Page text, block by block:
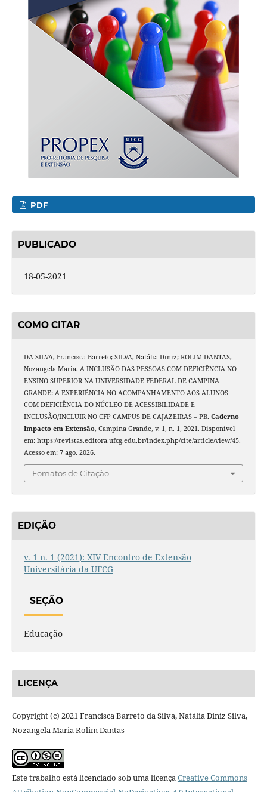
PDF
PUBLICADO
18-05-2021
COMO CITAR
DA SILVA, Francisca Barreto; SILVA, Natália Diniz; ROLIM DANTAS,
Nozangela Maria. A INCLUSÃO DAS PESSOAS COM DEFICIÊNCIA NO
ENSINO SUPERIOR NA UNIVERSIDADE FEDERAL DE CAMPINA
GRANDE: A EXPERIÊNCIA NO ACOMPANHAMENTO AOS ALUNOS
COM DEFICIÊNCIA DO NÚCLEO DE ACESSIBILIDADE E
INCLUSÃO/INCLUIR NO CFP CAMPUS DE CAJAZEIRAS – PB. Caderno
Impacto em Extensão, Campina Grande, v. 1, n. 1, 2021. Disponível
em: https://revistas.editora.ufcg.edu.br/index.php/cite/article/view/45.
Acesso em: 7 ago. 2026.
Fomatos de Citação
EDIÇÃO
v. 1 n. 1 (2021): XIV Encontro de Extensão
Universitária da UFCG
SEÇÃO
Educação
LICENÇA
Copyright (c) 2021 Francisca Barreto da Silva, Natália Diniz Silva,
Nozangela Maria Rolim Dantas
Este trabalho está licenciado sob uma licençaCreative Commons